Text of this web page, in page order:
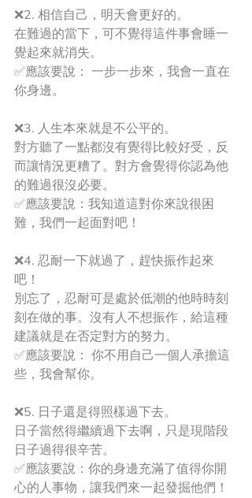
❌2. 相信自己，明天會更好的。
在難過的當下，可不覺得這件事會睡一
覺起來就消失。
✅應該要說： 一步一步來，我會一直在
你身邊。
❌3. 人生本來就是不公平的。
對方聽了一點都沒有覺得比較好受，反
而讓情況更糟了。對方會覺得你認為他
的難過很沒必要。
✅應該要說：我知道這對你來說很困
難，我們一起面對吧！
❌4. 忍耐一下就過了，趕快振作起來
吧！
別忘了，忍耐可是處於低潮的他時時刻
刻在做的事。沒有人不想振作，給這種
建議就是在否定對方的努力。
✅應該要說： 你不用自己一個人承擔這
些，我會幫你。
❌5. 日子還是得照樣過下去。
日子當然得繼續過下去啊，只是現階段
日子過得很辛苦。
✅應該要說：你的身邊充滿了值得你開
心的人事物，讓我們來一起發掘他們！